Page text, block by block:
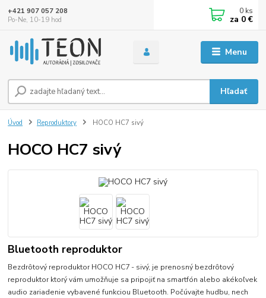
Menu
Hľadať
+421 907 057 208
Po-Ne, 10-19 hod
0 ks
za 0 €
Úvod Reproduktory HOCO HC7 sivý
HOCO HC7 sivý
Bluetooth reproduktor
Bezdrôtový reproduktor HOCO HC7 - sivý, je prenosný bezdrôtový
reproduktor ktorý vám umožňuje sa pripojiť na smartfón alebo akékoľvek
audio zariadenie vybavené funkciou Bluetooth. Počúvajte hudbu, nech